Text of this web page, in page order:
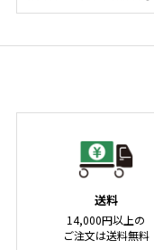
送料
14,000円以上の
ご注文は送料無料